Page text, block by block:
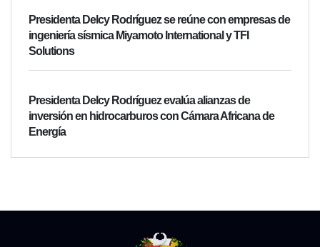
Presidenta Delcy Rodríguez se reúne con empresas de
ingeniería sísmica Miyamoto International y TFI
Solutions
Presidenta Delcy Rodríguez evalúa alianzas de
inversión en hidrocarburos con Cámara Africana de
Energía